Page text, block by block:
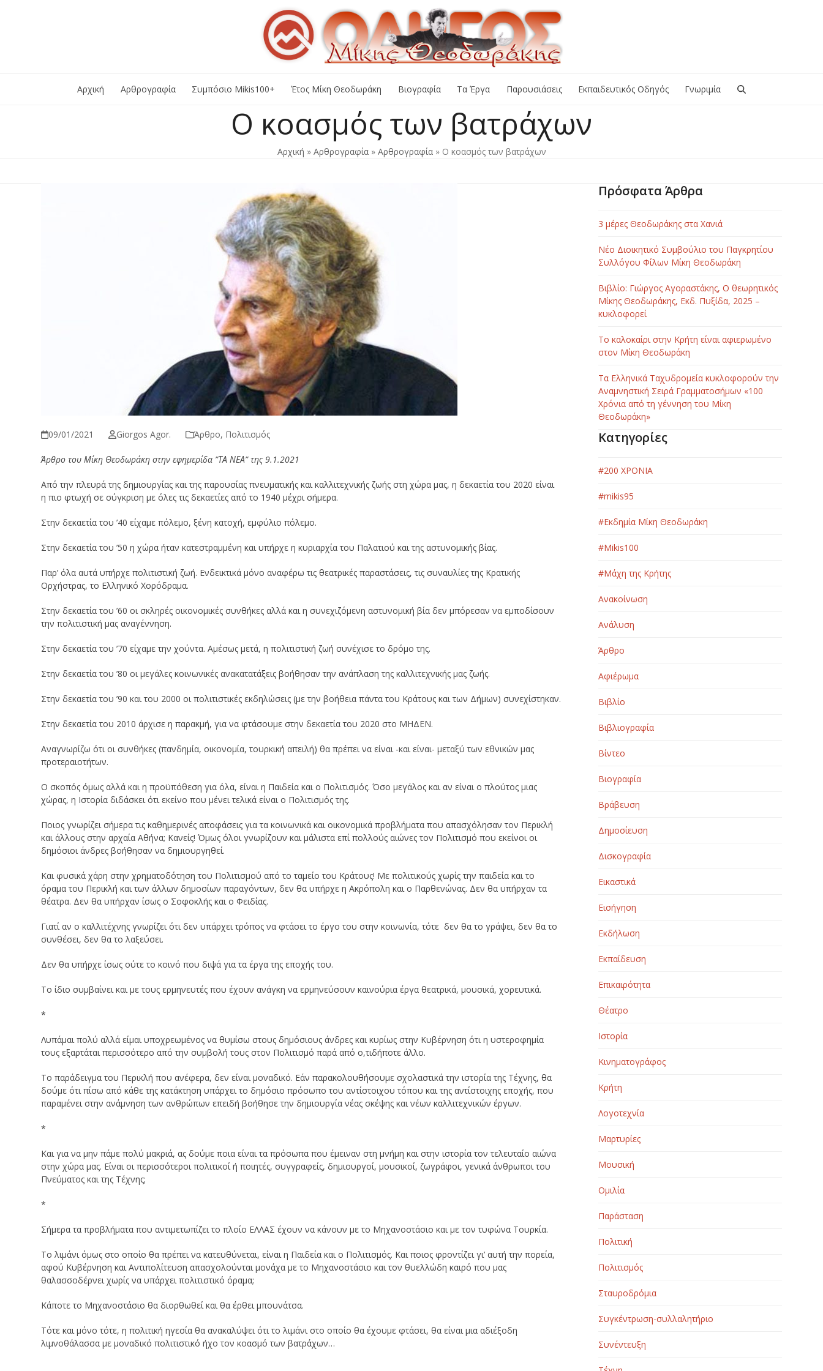
Αρχική Αρθρογραφία Συμπόσιο Mikis100+ Έτος Μίκη Θεοδωράκη Βιογραφία Τα Έργα Παρουσιάσεις Εκπαιδευτικός Οδηγός Γνωριμία
Ο κοασμός των βατράχων
Αρχική » Αρθρογραφία» Αρθρογραφία» Ο κοασμός των βατράχων
09/01/2021 Giorgos Agor. Άρθρο, Πολιτισμός
Άρθρο του Μίκη Θεοδωράκη στην εφημερίδα ”ΤΑ ΝΕΑ” της 9.1.2021
Από την πλευρά της δημιουργίας και της παρουσίας πνευματικής και καλλιτεχνικής ζωής στη χώρα μας, η δεκαετία του 2020 είναι
η πιο φτωχή σε σύγκριση με όλες τις δεκαετίες από το 1940 μέχρι σήμερα.
Στην δεκαετία του ’40 είχαμε πόλεμο, ξένη κατοχή, εμφύλιο πόλεμο.
Στην δεκαετία του ’50 η χώρα ήταν κατεστραμμένη και υπήρχε η κυριαρχία του Παλατιού και της αστυνομικής βίας.
Παρ’ όλα αυτά υπήρχε πολιτιστική ζωή. Ενδεικτικά μόνο αναφέρω τις θεατρικές παραστάσεις, τις συναυλίες της Κρατικής
Ορχήστρας, το Ελληνικό Χορόδραμα.
Στην δεκαετία του ’60 οι σκληρές οικονομικές συνθήκες αλλά και η συνεχιζόμενη αστυνομική βία δεν μπόρεσαν να εμποδίσουν
την πολιτιστική μας αναγέννηση.
Στην δεκαετία του ’70 είχαμε την χούντα. Αμέσως μετά, η πολιτιστική ζωή συνέχισε το δρόμο της.
Στην δεκαετία του ’80 οι μεγάλες κοινωνικές ανακατατάξεις βοήθησαν την ανάπλαση της καλλιτεχνικής μας ζωής.
Στην δεκαετία του ’90 και του 2000 οι πολιτιστικές εκδηλώσεις (με την βοήθεια πάντα του Κράτους και των Δήμων) συνεχίστηκαν.
Στην δεκαετία του 2010 άρχισε η παρακμή, για να φτάσουμε στην δεκαετία του 2020 στο ΜΗΔΕΝ.
Αναγνωρίζω ότι οι συνθήκες (πανδημία, οικονομία, τουρκική απειλή) θα πρέπει να είναι -και είναι- μεταξύ των εθνικών μας
προτεραιοτήτων.
Ο σκοπός όμως αλλά και η προϋπόθεση για όλα, είναι η Παιδεία και ο Πολιτισμός. Όσο μεγάλος και αν είναι ο πλούτος μιας
χώρας, η Ιστορία διδάσκει ότι εκείνο που μένει τελικά είναι ο Πολιτισμός της.
Ποιος γνωρίζει σήμερα τις καθημερινές αποφάσεις για τα κοινωνικά και οικονομικά προβλήματα που απασχόλησαν τον Περικλή
και άλλους στην αρχαία Αθήνα; Κανείς! Όμως όλοι γνωρίζουν και μάλιστα επί πολλούς αιώνες τον Πολιτισμό που εκείνοι οι
δημόσιοι άνδρες βοήθησαν να δημιουργηθεί.
Και φυσικά χάρη στην χρηματοδότηση του Πολιτισμού από το ταμείο του Κράτους! Με πολιτικούς χωρίς την παιδεία και το
όραμα του Περικλή και των άλλων δημοσίων παραγόντων, δεν θα υπήρχε η Ακρόπολη και ο Παρθενώνας. Δεν θα υπήρχαν τα
θέατρα. Δεν θα υπήρχαν ίσως ο Σοφοκλής και ο Φειδίας.
Γιατί αν ο καλλιτέχνης γνωρίζει ότι δεν υπάρχει τρόπος να φτάσει το έργο του στην κοινωνία, τότε δεν θα το γράψει, δεν θα το
συνθέσει, δεν θα το λαξεύσει.
Δεν θα υπήρχε ίσως ούτε το κοινό που διψά για τα έργα της εποχής του.
Το ίδιο συμβαίνει και με τους ερμηνευτές που έχουν ανάγκη να ερμηνεύσουν καινούρια έργα θεατρικά, μουσικά, χορευτικά.
*
Λυπάμαι πολύ αλλά είμαι υποχρεωμένος να θυμίσω στους δημόσιους άνδρες και κυρίως στην Κυβέρνηση ότι η υστεροφημία
τους εξαρτάται περισσότερο από την συμβολή τους στον Πολιτισμό παρά από ο,τιδήποτε άλλο.
Το παράδειγμα του Περικλή που ανέφερα, δεν είναι μοναδικό. Εάν παρακολουθήσουμε σχολαστικά την ιστορία της Τέχνης, θα
δούμε ότι πίσω από κάθε της κατάκτηση υπάρχει το δημόσιο πρόσωπο του αντίστοιχου τόπου και της αντίστοιχης εποχής, που
παραμένει στην ανάμνηση των ανθρώπων επειδή βοήθησε την δημιουργία νέας σκέψης και νέων καλλιτεχνικών έργων.
*
Και για να μην πάμε πολύ μακριά, ας δούμε ποια είναι τα πρόσωπα που έμειναν στη μνήμη και στην ιστορία τον τελευταίο αιώνα
στην χώρα μας. Είναι οι περισσότεροι πολιτικοί ή ποιητές, συγγραφείς, δημιουργοί, μουσικοί, ζωγράφοι, γενικά άνθρωποι του
Πνεύματος και της Τέχνης;
*
Σήμερα τα προβλήματα που αντιμετωπίζει το πλοίο ΕΛΛΑΣ έχουν να κάνουν με το Μηχανοστάσιο και με τον τυφώνα Τουρκία.
Το λιμάνι όμως στο οποίο θα πρέπει να κατευθύνεται, είναι η Παιδεία και ο Πολιτισμός. Και ποιος φροντίζει γι’ αυτή την πορεία,
αφού Κυβέρνηση και Αντιπολίτευση απασχολούνται μονάχα με το Μηχανοστάσιο και τον θυελλώδη καιρό που μας
θαλασσοδέρνει χωρίς να υπάρχει πολιτιστικό όραμα;
Κάποτε το Μηχανοστάσιο θα διορθωθεί και θα έρθει μπουνάτσα.
Τότε και μόνο τότε, η πολιτική ηγεσία θα ανακαλύψει ότι το λιμάνι στο οποίο θα έχουμε φτάσει, θα είναι μια αδιέξοδη
λιμνοθάλασσα με μοναδικό πολιτιστικό ήχο τον κοασμό των βατράχων…
Πρόσφατα Άρθρα
3 μέρες Θεοδωράκης στα Χανιά
Νέο Διοικητικό Συμβούλιο του Παγκρητίου
Συλλόγου Φίλων Μίκη Θεοδωράκη
Βιβλίο: Γιώργος Αγοραστάκης, Ο θεωρητικός
Μίκης Θεοδωράκης, Εκδ. Πυξίδα, 2025 –
κυκλοφορεί
Το καλοκαίρι στην Κρήτη είναι αφιερωμένο
στον Μίκη Θεοδωράκη
Τα Ελληνικά Ταχυδρομεία κυκλοφορούν την
Αναμνηστική Σειρά Γραμματοσήμων «100
Χρόνια από τη γέννηση του Μίκη
Θεοδωράκη»
Κατηγορίες
#200 ΧΡΟΝΙΑ
#mikis95
#Εκδημία Μίκη Θεοδωράκη
#Μikis100
#Μάχη της Κρήτης
Ανακοίνωση
Ανάλυση
Άρθρο
Αφιέρωμα
Βιβλίο
Βιβλιογραφία
Βίντεο
Βιογραφία
Βράβευση
Δημοσίευση
Δισκογραφία
Εικαστικά
Εισήγηση
Εκδήλωση
Εκπαίδευση
Επικαιρότητα
Θέατρο
Ιστορία
Κινηματογράφος
Κρήτη
Λογοτεχνία
Μαρτυρίες
Μουσική
Ομιλία
Παράσταση
Πολιτική
Πολιτισμός
Σταυροδρόμια
Συγκέντρωση-συλλαλητήριο
Συνέντευξη